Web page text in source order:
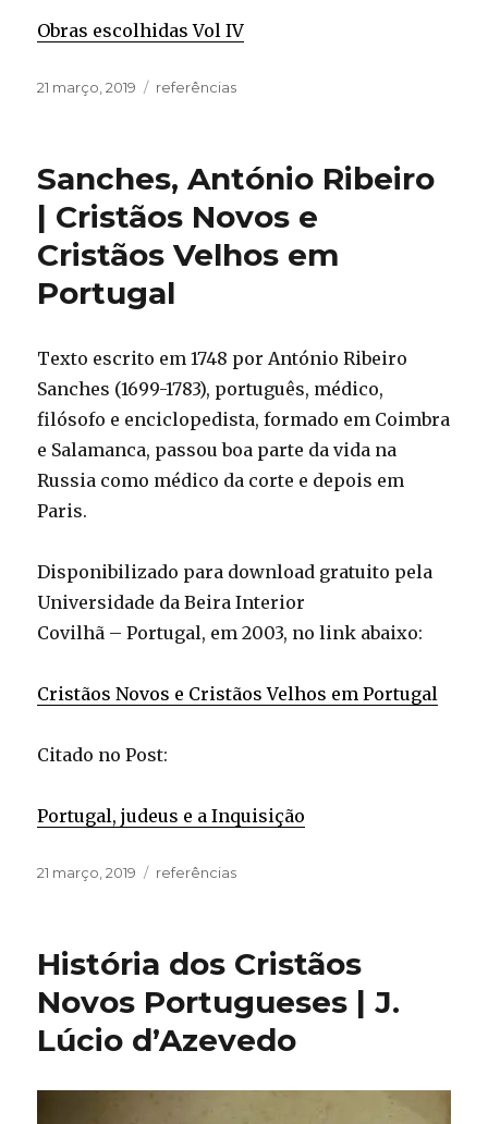
Obras escolhidas Vol IV
Publicado
21 março, 2019 Categorias
referências
Sanches, António Ribeiro
| Cristãos Novos e
Cristãos Velhos em
Portugal
Texto escrito em 1748 por António Ribeiro
Sanches (1699-1783), português, médico,
filósofo e enciclopedista, formado em Coimbra
e Salamanca, passou boa parte da vida na
Russia como médico da corte e depois em
Paris.
Disponibilizado para download gratuito pela
Universidade da Beira Interior
Covilhã – Portugal, em 2003, no link abaixo:
Cristãos Novos e Cristãos Velhos em Portugal
Citado no Post:
Portugal, judeus e a Inquisição
Publicado
21 março, 2019 Categorias
referências
História dos Cristãos
Novos Portugueses | J.
Lúcio d’Azevedo